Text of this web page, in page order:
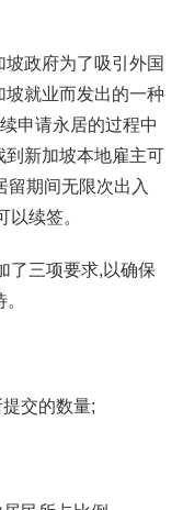
政府为了吸引外国
就业而发出的一种
申请永居的过程中
到新加坡本地雇主可
留期间无限次出入
续签。
了三项要求,以确保
交的数量;